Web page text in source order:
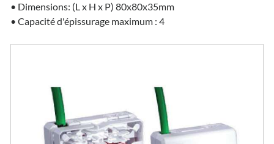
• Dimensions: (L x H x P) 80x80x35mm
• Capacité d'épissurage maximum : 4